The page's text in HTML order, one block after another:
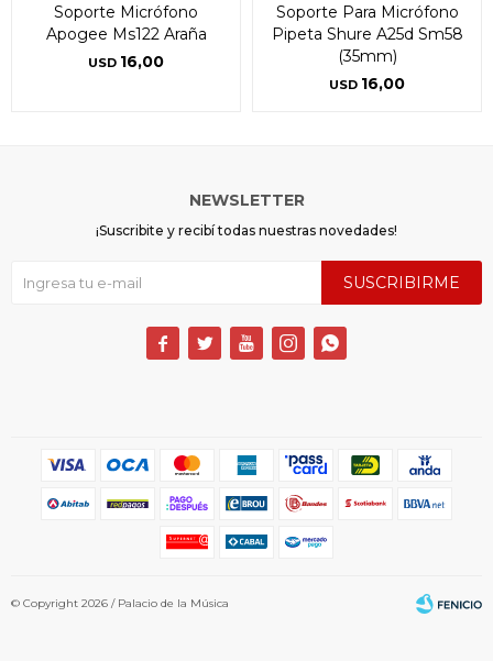
Soporte Micrófono
Apogee Ms122 Araña
USD 16,00
Soporte Para Micrófono
Pipeta Shure A25d Sm58
(35mm)
USD 16,00
NEWSLETTER
¡Suscribite y recibí todas nuestras novedades!
SUSCRIBIRME
    
© Copyright 2026 / Palacio de la Música